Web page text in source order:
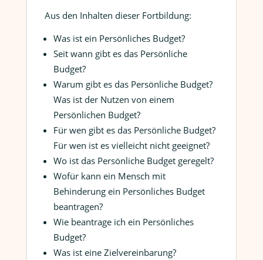
Aus den Inhalten dieser Fortbildung:
Was ist ein Persönliches Budget?
Seit wann gibt es das Persönliche
Budget?
Warum gibt es das Persönliche Budget?
Was ist der Nutzen von einem
Persönlichen Budget?
Für wen gibt es das Persönliche Budget?
Für wen ist es vielleicht nicht geeignet?
Wo ist das Persönliche Budget geregelt?
Wofür kann ein Mensch mit
Behinderung ein Persönliches Budget
beantragen?
Wie beantrage ich ein Persönliches
Budget?
Was ist eine Zielvereinbarung?